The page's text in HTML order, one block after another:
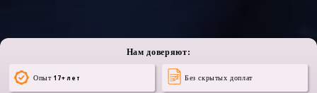
Нам доверяют:
Опыт 17+ лет Без скрытых доплат